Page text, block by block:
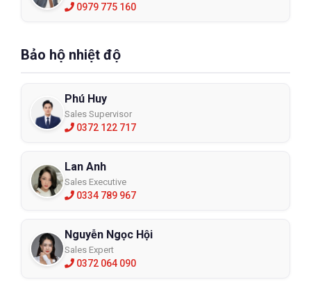
0979 775 160
Bảo hộ nhiệt độ
Phú Huy
Sales Supervisor
0372 122 717
Lan Anh
Sales Executive
0334 789 967
Nguyễn Ngọc Hội
Sales Expert
0372 064 090